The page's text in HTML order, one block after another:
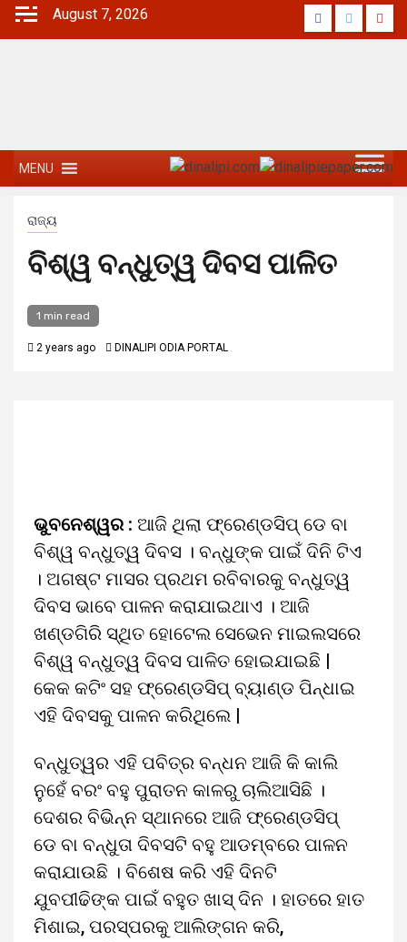
August 7, 2026
MENU
ରାଜ୍ୟ
ବିଶ୍ୱ ବନ୍ଧୁତ୍ୱ ଦିବସ ପାଳିତ
1 min read
2 years ago DINALIPI ODIA PORTAL
ଭୁବନେଶ୍ୱର : ଆଜି ଥିଲା ଫ୍ରେଣ୍ଡସିପ୍ ଡେ ବା
ବିଶ୍ୱ ବନ୍ଧୁତ୍ୱ ଦିବସ । ବନ୍ଧୁଙ୍କ ପାଇଁ ଦିନି ଟିଏ
। ଅଗଷ୍ଟ ମାସର ପ୍ରଥମ ରବିବାରକୁ ବନ୍ଧୁତ୍ୱ
ଦିବସ ଭାବେ ପାଳନ କରାଯାଇଥାଏ । ଆଜି
ଖଣ୍ଡଗିରି ସ୍ଥିତ ହୋଟେଲ ସେଭେନ ମାଇଲସରେ
ବିଶ୍ୱ ବନ୍ଧୁତ୍ୱ ଦିବସ ପାଳିତ ହୋଇଯାଇଛି |
କେକ କଟିଂ ସହ ଫ୍ରେଣ୍ଡସିପ୍ ବ୍ୟାଣ୍ଡ ପିନ୍ଧାଇ
ଏହି ଦିବସକୁ ପାଳନ କରିଥିଲେ |
ବନ୍ଧୁତ୍ୱର ଏହି ପବିତ୍ର ବନ୍ଧନ ଆଜି କି କାଲି
ନୁହେଁ ବରଂ ବହୁ ପୁରାତନ କାଳରୁ ଚାଲିଆସିଛି ।
ଦେଶର ବିଭିନ୍ନ ସ୍ଥାନରେ ଆଜି ଫ୍ରେଣ୍ଡସିପ୍
ଡେ ବା ବନ୍ଧୁତା ଦିବସଟି ବହୁ ଆଡମ୍ବରେ ପାଳନ
କରାଯାଉଛି । ବିଶେଷ କରି ଏହି ଦିନଟି
ଯୁବପୀଢିଙ୍କ ପାଇଁ ବହୁତ ଖାସ୍ ଦିନ । ହାତରେ ହାତ
ମିଶାଇ, ପରସ୍ପରକୁ ଆଲିଙ୍ଗନ କରି,